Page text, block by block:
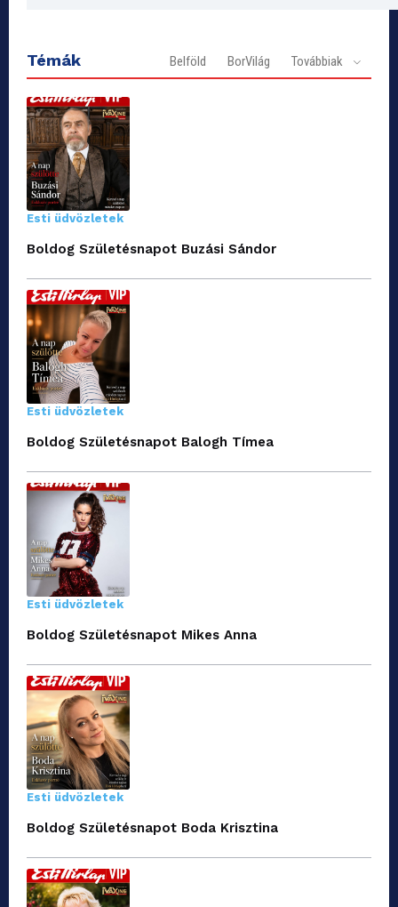
Témák Belföld BorVilág Továbbiak
Esti üdvözletek
Boldog Születésnapot Buzási Sándor
Esti üdvözletek
Boldog Születésnapot Balogh Tímea
Esti üdvözletek
Boldog Születésnapot Mikes Anna
Esti üdvözletek
Boldog Születésnapot Boda Krisztina